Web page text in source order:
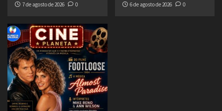
7 de agosto de 2026
0
6 de agosto de 2026
0